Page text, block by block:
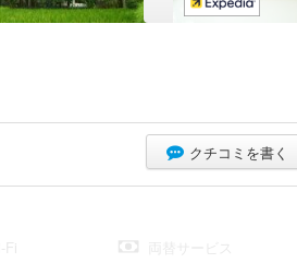
クチコミを書く